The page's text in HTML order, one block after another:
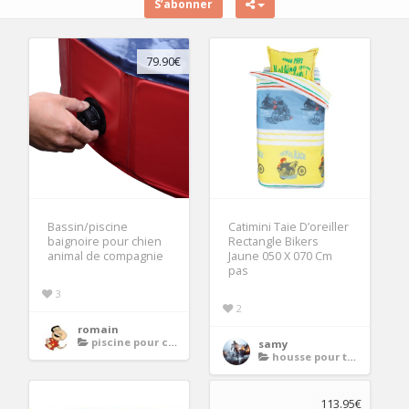
S’abonner
79.90€
Bassin/piscine
baignoire pour chien
animal de compagnie
3
romain
piscine pour chien
Catimini Taie D’oreiller
Rectangle Bikers
Jaune 050 X 070 Cm
pas
2
samy
housse pour table de jardin carree
113.95€